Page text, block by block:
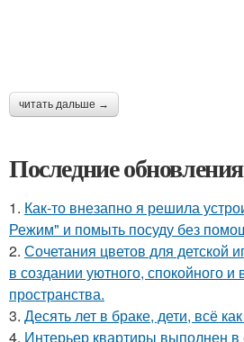
читать дальше →
Последние
1. Как-то внезапно я решила
Режим" и помыть посуду без
2. Сочетания цветов для детской
в создании уютного, спокойного
пространства.
3. Десять лет в браке, дети, всё
4. Интерьер квартиры выполнен